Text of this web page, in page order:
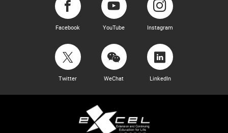
Facebook YouTube Instagram
Twitter WeChat LinkedIn